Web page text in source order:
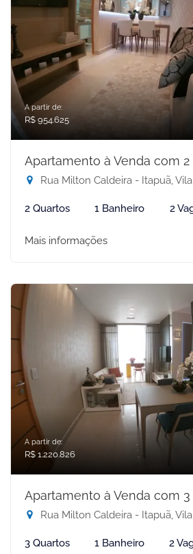
A partir de:
R$ 954.625
Apartamento à Venda com 2
Rua Milton Caldeira - Itapuã,
2 Quartos 1 Banheiro 2
Mais informações
A partir de:
R$ 1.220.826
Apartamento à Venda com 3
Rua Milton Caldeira - Itapuã,
3 Quartos 1 Banheiro 2